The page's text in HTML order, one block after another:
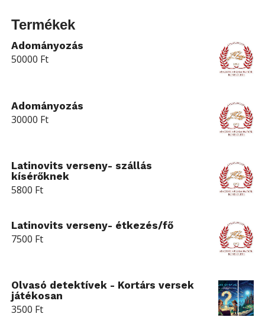
Termékek
Adományozás
50000 Ft
Adományozás
30000 Ft
Latinovits verseny- szállás
kísérőknek
5800 Ft
Latinovits verseny- étkezés/fő
7500 Ft
Olvasó detektívek - Kortárs versek
játékosan
3500 Ft